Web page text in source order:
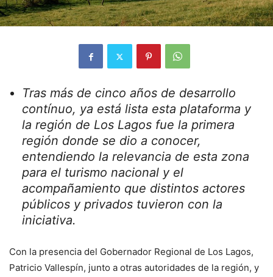
Tras más de cinco años de desarrollo
contínuo, ya está lista esta plataforma y
la región de Los Lagos fue la primera
región donde se dio a conocer,
entendiendo la relevancia de esta zona
para el turismo nacional y el
acompañamiento que distintos actores
públicos y privados tuvieron con la
iniciativa.
Con la presencia del Gobernador Regional de Los Lagos,
Patricio Vallespín, junto a otras autoridades de la región, y